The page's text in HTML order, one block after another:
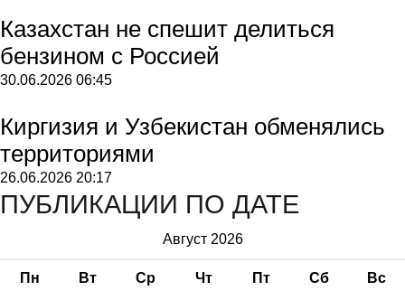
Казахстан не спешит делиться
бензином с Россией
30.06.2026 06:45
Киргизия и Узбекистан обменялись
территориями
26.06.2026 20:17
ПУБЛИКАЦИИ ПО ДАТЕ
Август 2026
Пн Вт Ср Чт Пт Сб Вс